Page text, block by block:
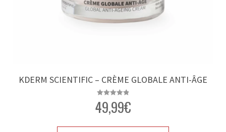
KDERM SCIENTIFIC – CRÈME GLOBALE ANTI-ÂGE
Note4.86
sur 5
49,99€